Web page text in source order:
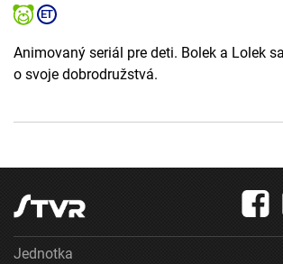
Animovaný seriál pre deti. Bolek a Lolek
o svoje dobrodružstvá.
Jednotka